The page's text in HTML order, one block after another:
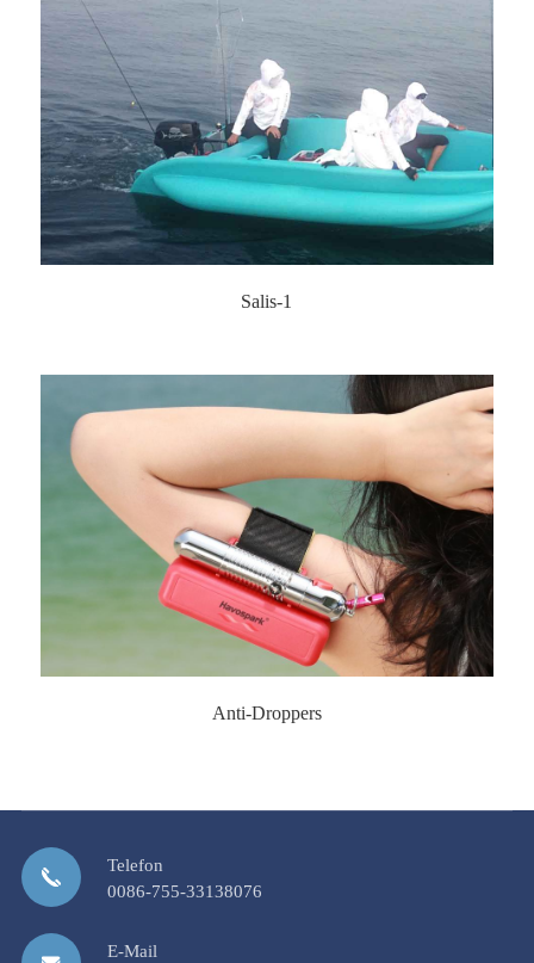
Salis-1
Anti-Droppers
Telefon
0086-755-33138076
E-Mail